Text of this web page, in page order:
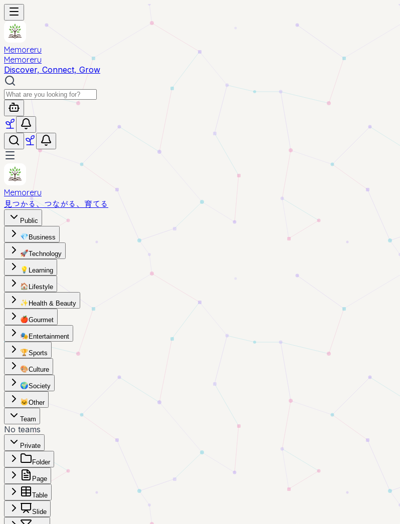
Memoreru
Memoreru
Discover, Connect, Grow
Memoreru
見つかる、つながる、育てる
Public
💎 Business
🚀Technology
💡 Learning
🏠 Lifestyle
✨ Health & Beauty
🍎Gourmet
🎭 Entertainment
🏆Sports
🎨Culture
🌍Society
🐱Other
Team
No teams
Private
Folder
Page
Table
Slide